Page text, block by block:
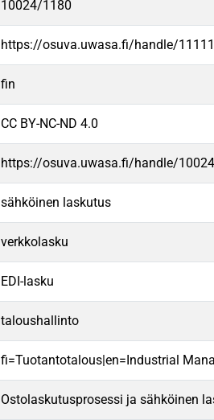
10024/1180
https://osuva.uwasa.fi/handle/
fin
CC BY-NC-ND 4.0
https://osuva.uwasa.fi/handle/
sähköinen laskutus
verkkolasku
EDI-lasku
taloushallinto
fi=Tuotantotalous|en=Industrial
Ostolaskutusprosessi ja sähköinen